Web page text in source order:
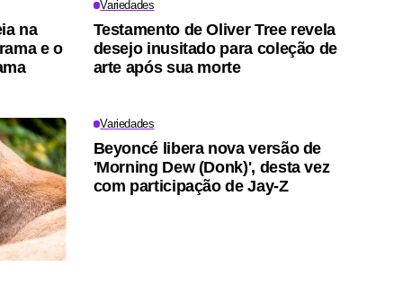
na
e o
Variedades
Testamento de Oliver Tree revela
desejo inusitado para coleção de
arte após sua morte
Variedades
Beyoncé libera nova versão de
'Morning Dew (Donk)', desta vez
com participação de Jay-Z